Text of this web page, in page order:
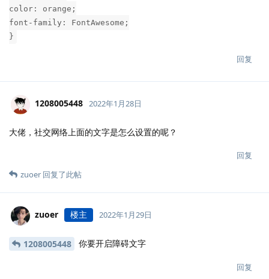
color: orange;
font-family: FontAwesome;
}
回复
1208005448 2022年1月28日
大佬，社交网络上面的文字是怎么设置的呢？
回复
zuoer 回复了此帖
zuoer 楼主 2022年1月29日
1208005448 你要开启障碍文字
回复